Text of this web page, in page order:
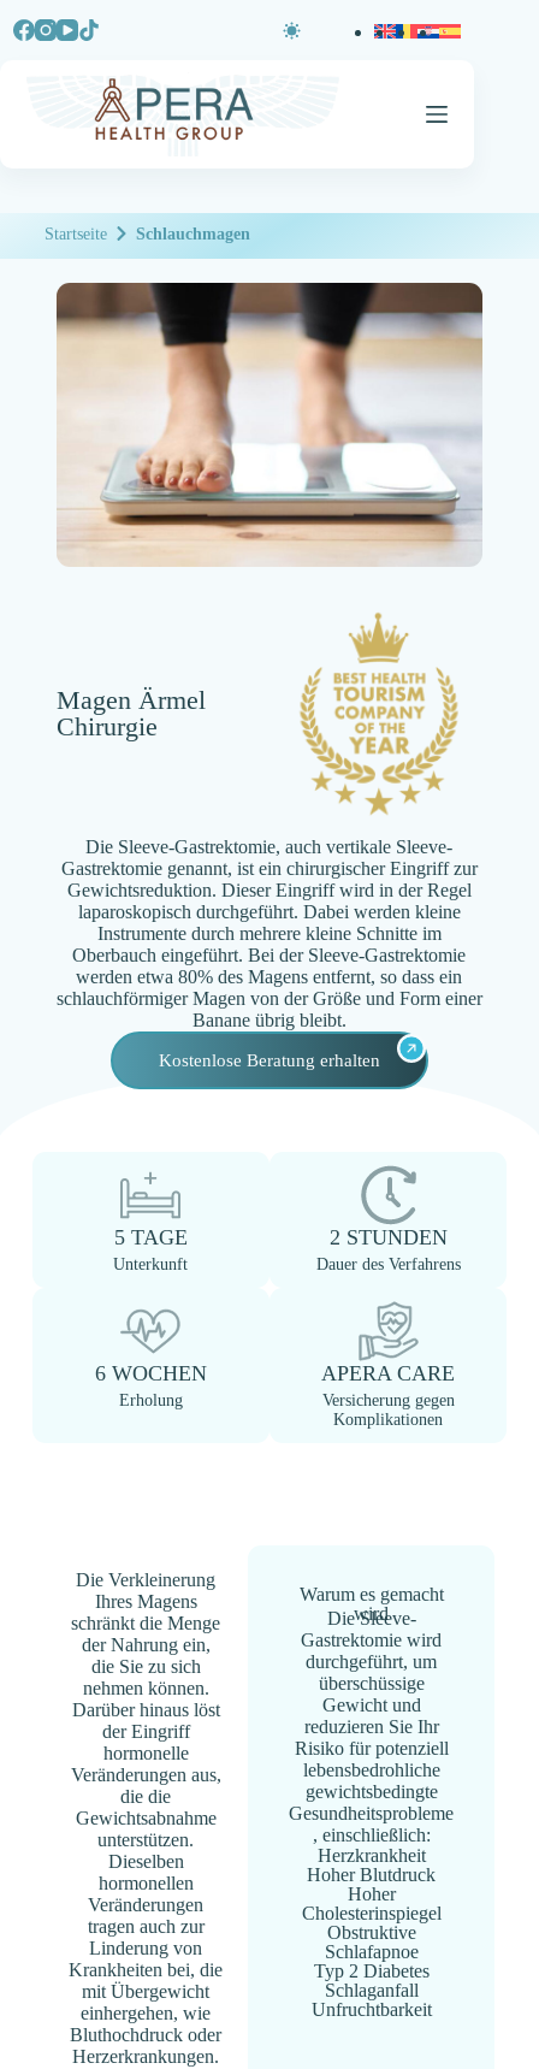
Startseite Schlauchmagen
Magen Ärmel
Chirurgie
Die Sleeve-Gastrektomie, auch vertikale Sleeve-
Gastrektomie genannt, ist ein chirurgischer Eingriff zur
Gewichtsreduktion. Dieser Eingriff wird in der Regel
laparoskopisch durchgeführt. Dabei werden kleine
Instrumente durch mehrere kleine Schnitte im
Oberbauch eingeführt. Bei der Sleeve-Gastrektomie
werden etwa 80% des Magens entfernt, so dass ein
schlauchförmiger Magen von der Größe und Form einer
Banane übrig bleibt.
Kostenlose Beratung erhalten
5 TAGE
Unterkunft
2 STUNDEN
Dauer des Verfahrens
6 WOCHEN
Erholung
APERA CARE
Versicherung gegen
Komplikationen
Warum es gemacht
wird
Die Sleeve-
Gastrektomie wird
durchgeführt, um
überschüssige
Gewicht und
reduzieren Sie Ihr
Risiko für potenziell
lebensbedrohliche
gewichtsbedingte
Gesundheitsprobleme
, einschließlich:
Herzkrankheit
Hoher Blutdruck
Hoher
Cholesterinspiegel
Obstruktive
Schlafapnoe
Typ 2 Diabetes
Schlaganfall
Unfruchtbarkeit
Die Verkleinerung
Ihres Magens
schränkt die Menge
der Nahrung ein,
die Sie zu sich
nehmen können.
Darüber hinaus löst
der Eingriff
hormonelle
Veränderungen aus,
die die
Gewichtsabnahme
unterstützen.
Dieselben
hormonellen
Veränderungen
tragen auch zur
Linderung von
Krankheiten bei, die
mit Übergewicht
einhergehen, wie
Bluthochdruck oder
Herzerkrankungen.